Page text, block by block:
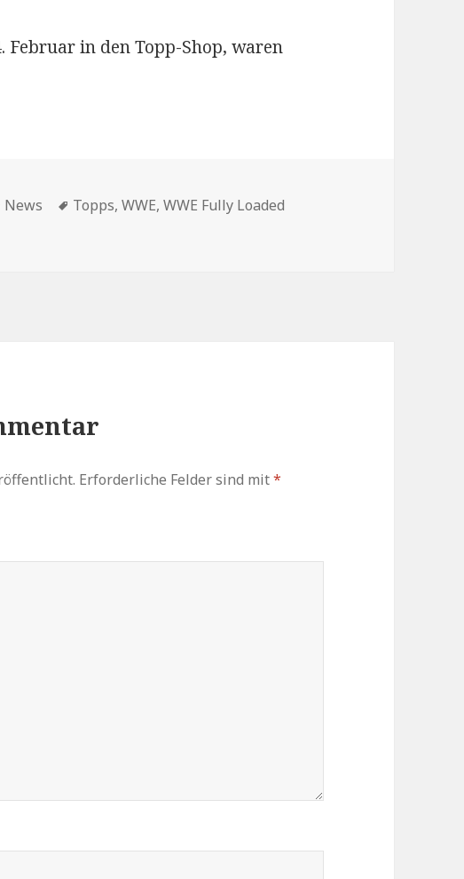
Februar in den Topp-Shop, waren
Kategorien
News Schlagwörter
Topps,WWE,WWE Fully Loaded
Erforderliche Felder sind mit*